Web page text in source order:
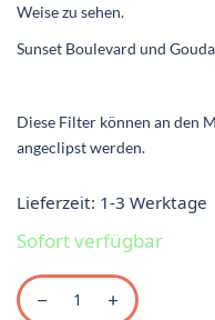
Weise zu sehen.
Sunset Boulevard und
Diese Filter können an den
angeclipst werden.
Lieferzeit: 1-3 Werktage
Sofort verfügbar